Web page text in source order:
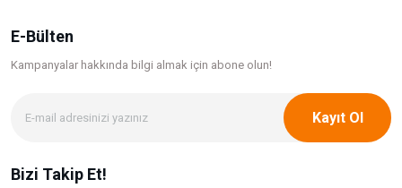
E-Bülten
Kampanyalar hakkında bilgi almak için abone olun!
Kayıt Ol
Bizi Takip Et!